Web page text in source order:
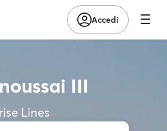
Accedi
III
Lines